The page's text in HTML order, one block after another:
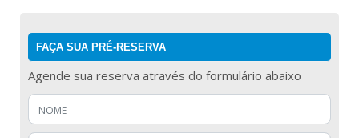
FAÇA SUA PRÉ-RESERVA
Agende sua reserva através do formulário abaixo